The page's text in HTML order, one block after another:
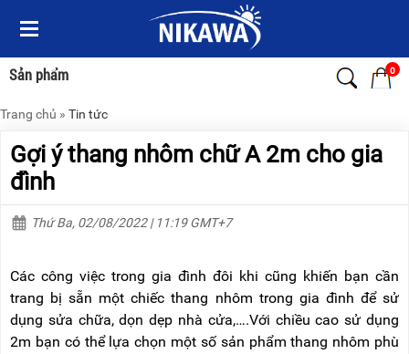
Sản phẩm 0
Menu
Sản
phẩm
TRANG
THANG
NHÔM
XE
BỘ
THOÁT
HIỂM
Menu
Sản
phẩm
TRANG
THANG
NHÔM
THANG
THANG
NHÔM
GIA
ĐÌNH
Trang chủ » Tin tức
Gợi ý thang nhôm chữ A 2m cho gia
đình
Thứ Ba, 02/08/2022 | 11:19 GMT+7
Các công việc trong gia đình đôi khi cũng khiến bạn cần
trang bị sẵn một chiếc thang nhôm trong gia đình để sử
dụng sửa chữa, dọn dẹp nhà cửa,….Với chiều cao sử dụng
2m bạn có thể lựa chọn một số sản phẩm thang nhôm phù